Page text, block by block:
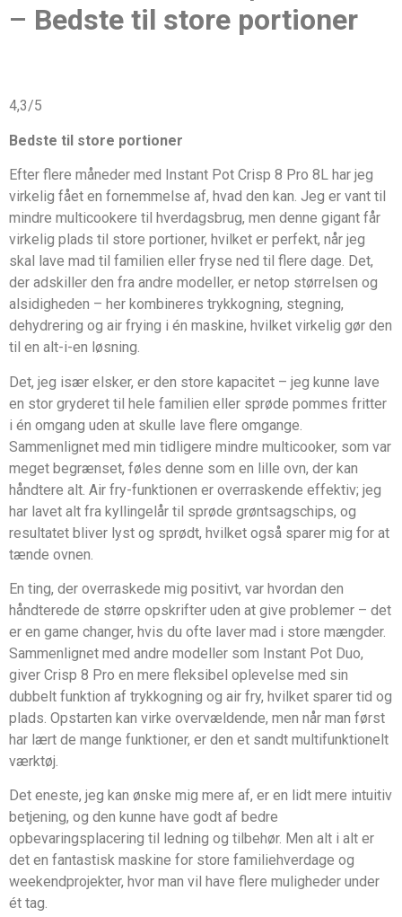
– Bedste til store portioner
4,3/5
Bedste til store portioner
Efter flere måneder med Instant Pot Crisp 8 Pro 8L har jeg
virkelig fået en fornemmelse af, hvad den kan. Jeg er vant til
mindre multicookere til hverdagsbrug, men denne gigant får
virkelig plads til store portioner, hvilket er perfekt, når jeg
skal lave mad til familien eller fryse ned til flere dage. Det,
der adskiller den fra andre modeller, er netop størrelsen og
alsidigheden – her kombineres trykkogning, stegning,
dehydrering og air frying i én maskine, hvilket virkelig gør den
til en alt-i-en løsning.
Det, jeg især elsker, er den store kapacitet – jeg kunne lave
en stor gryderet til hele familien eller sprøde pommes fritter
i én omgang uden at skulle lave flere omgange.
Sammenlignet med min tidligere mindre multicooker, som var
meget begrænset, føles denne som en lille ovn, der kan
håndtere alt. Air fry-funktionen er overraskende effektiv; jeg
har lavet alt fra kyllingelår til sprøde grøntsagschips, og
resultatet bliver lyst og sprødt, hvilket også sparer mig for at
tænde ovnen.
En ting, der overraskede mig positivt, var hvordan den
håndterede de større opskrifter uden at give problemer – det
er en game changer, hvis du ofte laver mad i store mængder.
Sammenlignet med andre modeller som Instant Pot Duo,
giver Crisp 8 Pro en mere fleksibel oplevelse med sin
dubbelt funktion af trykkogning og air fry, hvilket sparer tid og
plads. Opstarten kan virke overvældende, men når man først
har lært de mange funktioner, er den et sandt multifunktionelt
værktøj.
Det eneste, jeg kan ønske mig mere af, er en lidt mere intuitiv
betjening, og den kunne have godt af bedre
opbevaringsplacering til ledning og tilbehør. Men alt i alt er
det en fantastisk maskine for store familiehverdage og
weekendprojekter, hvor man vil have flere muligheder under
ét tag.